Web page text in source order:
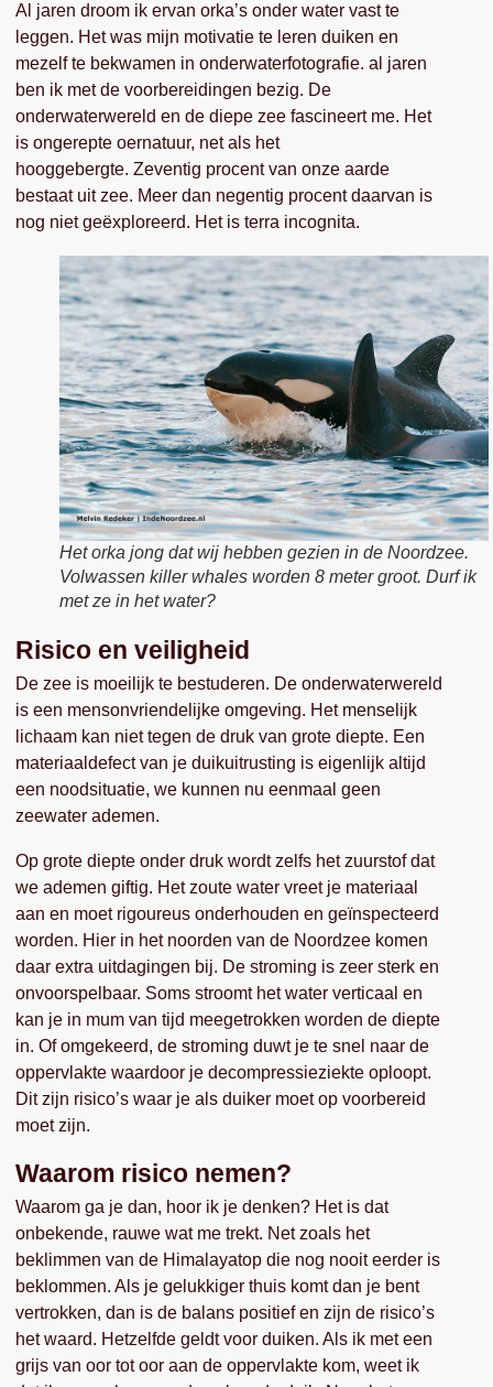
Al jaren droom ik ervan orka’s onder water vast te
leggen. Het was mijn motivatie te leren duiken en
mezelf te bekwamen in onderwaterfotografie. al jaren
ben ik met de voorbereidingen bezig. De
onderwaterwereld en de diepe zee fascineert me. Het
is ongerepte oernatuur, net als het
hooggebergte. Zeventig procent van onze aarde
bestaat uit zee. Meer dan negentig procent daarvan is
nog niet geëxploreerd. Het is terra incognita.
Het orka jong dat wij hebben gezien in de Noordzee.
Volwassen killer whales worden 8 meter groot. Durf ik
met ze in het water?
Risico en veiligheid
De zee is moeilijk te bestuderen. De onderwaterwereld
is een mensonvriendelijke omgeving. Het menselijk
lichaam kan niet tegen de druk van grote diepte. Een
materiaaldefect van je duikuitrusting is eigenlijk altijd
een noodsituatie, we kunnen nu eenmaal geen
zeewater ademen.
Op grote diepte onder druk wordt zelfs het zuurstof dat
we ademen giftig. Het zoute water vreet je materiaal
aan en moet rigoureus onderhouden en geïnspecteerd
worden. Hier in het noorden van de Noordzee komen
daar extra uitdagingen bij. De stroming is zeer sterk en
onvoorspelbaar. Soms stroomt het water verticaal en
kan je in mum van tijd meegetrokken worden de diepte
in. Of omgekeerd, de stroming duwt je te snel naar de
oppervlakte waardoor je decompressieziekte oploopt.
Dit zijn risico’s waar je als duiker moet op voorbereid
moet zijn.
Waarom risico nemen?
Waarom ga je dan, hoor ik je denken? Het is dat
onbekende, rauwe wat me trekt. Net zoals het
beklimmen van de Himalayatop die nog nooit eerder is
beklommen. Als je gelukkiger thuis komt dan je bent
vertrokken, dan is de balans positief en zijn de risico’s
het waard. Hetzelfde geldt voor duiken. Als ik met een
grijs van oor tot oor aan de oppervlakte kom, weet ik